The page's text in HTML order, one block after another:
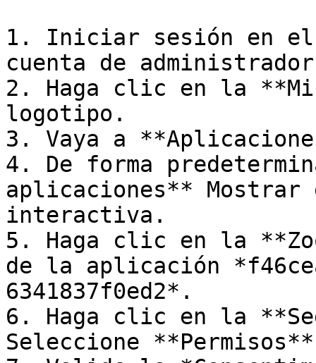
1. Iniciar sesión en el
cuenta de
2. Haga clic en la
logotipo.
3. Vaya a
4. De forma
aplicaciones**
interactiva.
5. Haga clic en la
de la aplicación
6341837f0ed2*.
6. Haga clic en la
Seleccione